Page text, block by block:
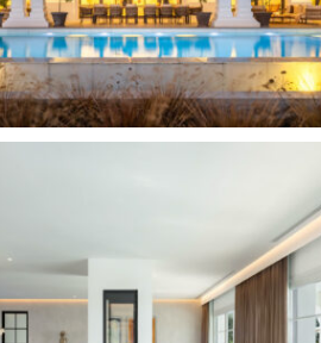
ubicación garantizan la luz
ofrece un espacio central
complementada con una
y reuniones sociales.
alarmas perimetrales y
con capacidad para
un garaje cerrado para dos
una amplia entrada.
es reconocido por ofrecer un
la naturaleza y la exclusividad.
de lujo ubicadas en un sereno